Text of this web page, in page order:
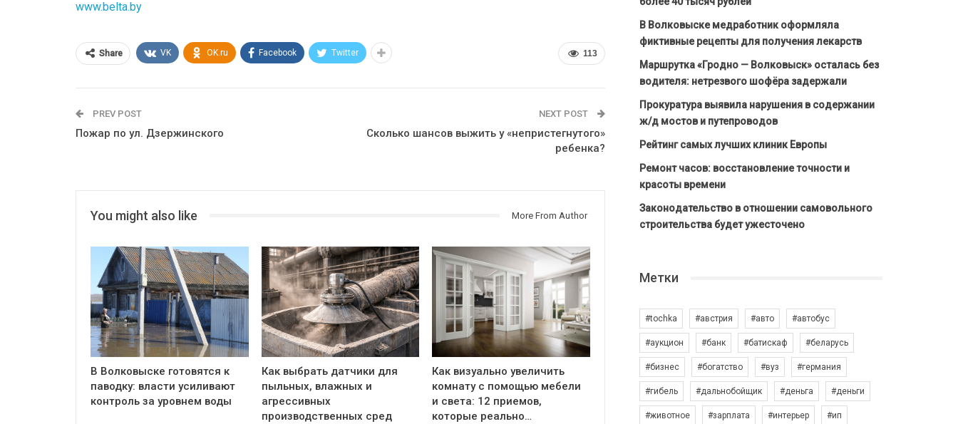
www.belta.by
113
Share VK OK.ru Facebook Twitter
PREV POST
Пожар по ул. Дзержинского
NEXT POST
Сколько шансов выжить у «непристегнутого»
ребенка?
You might also like More From Author
В Волковыске готовятся к
паводку: власти усиливают
контроль за уровнем воды
Как выбрать датчики для
пыльных, влажных и
агрессивных
производственных сред
Как визуально увеличить
комнату с помощью мебели
и света: 12 приемов,
которые реально…
В Волковыске медработник оформляла
фиктивные рецепты для получения лекарств
Маршрутка «Гродно — Волковыск» осталась без
водителя: нетрезвого шофёра задержали
Прокуратура выявила нарушения в содержании
ж/д мостов и путепроводов
Рейтинг самых лучших клиник Европы
Ремонт часов: восстановление точности и
красоты времени
Законодательство в отношении самовольного
строительства будет ужесточено
Метки
#tochka #австрия #авто #автобус
#аукцион #банк #батискаф #беларусь
#бизнес #богатство #вуз #германия
#гибель #дальнобойщик #деньга #деньги
#животное #зарплата #интерьер #ип